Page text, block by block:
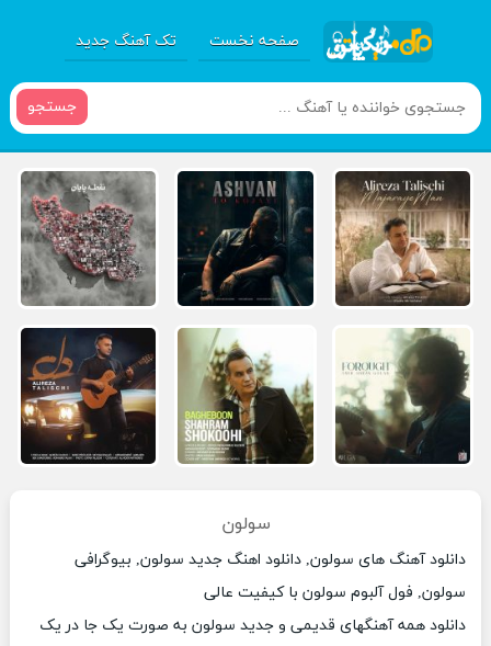
صفحه نخست تک آهنگ جدید
جستجو
سولون
دانلود آهنگ های سولون, دانلود اهنگ جدید سولون, بیوگرافی
سولون, فول آلبوم سولون با کیفیت عالی
دانلود همه آهنگهای قدیمی و جدید سولون به صورت یک جا در یک